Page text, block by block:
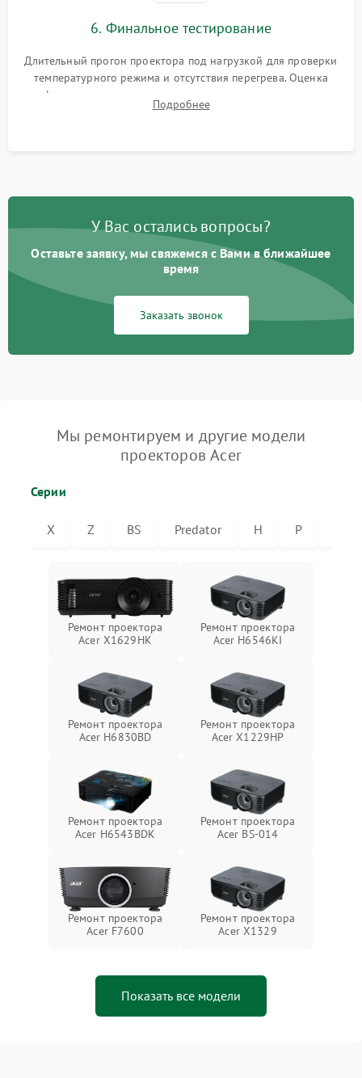
6. Финальное тестирование
Длительный прогон проектора под нагрузкой для проверки
температурного режима и отсутствия перегрева. Оценка
фокуса, контрастности и цветопередачи на тестовых
таблицах. Проверка работы всех видеовходов и кнопок
Подробнее
У Вас остались вопросы?
Оставьте заявку, мы свяжемся с Вами в ближайшее
время
Заказать звонок
Мы ремонтируем и другие модели
проекторов Acer
Серии
X Z BS Predator H P
Ремонт проектора
Acer X1629HK
Ремонт проектора
Acer H6546KI
Ремонт проектора
Acer H6830BD
Ремонт проектора
Acer X1229HP
Ремонт проектора
Acer H6543BDK
Ремонт проектора
Acer BS-014
Ремонт проектора
Acer F7600
Ремонт проектора
Acer X1329
Показать все модели